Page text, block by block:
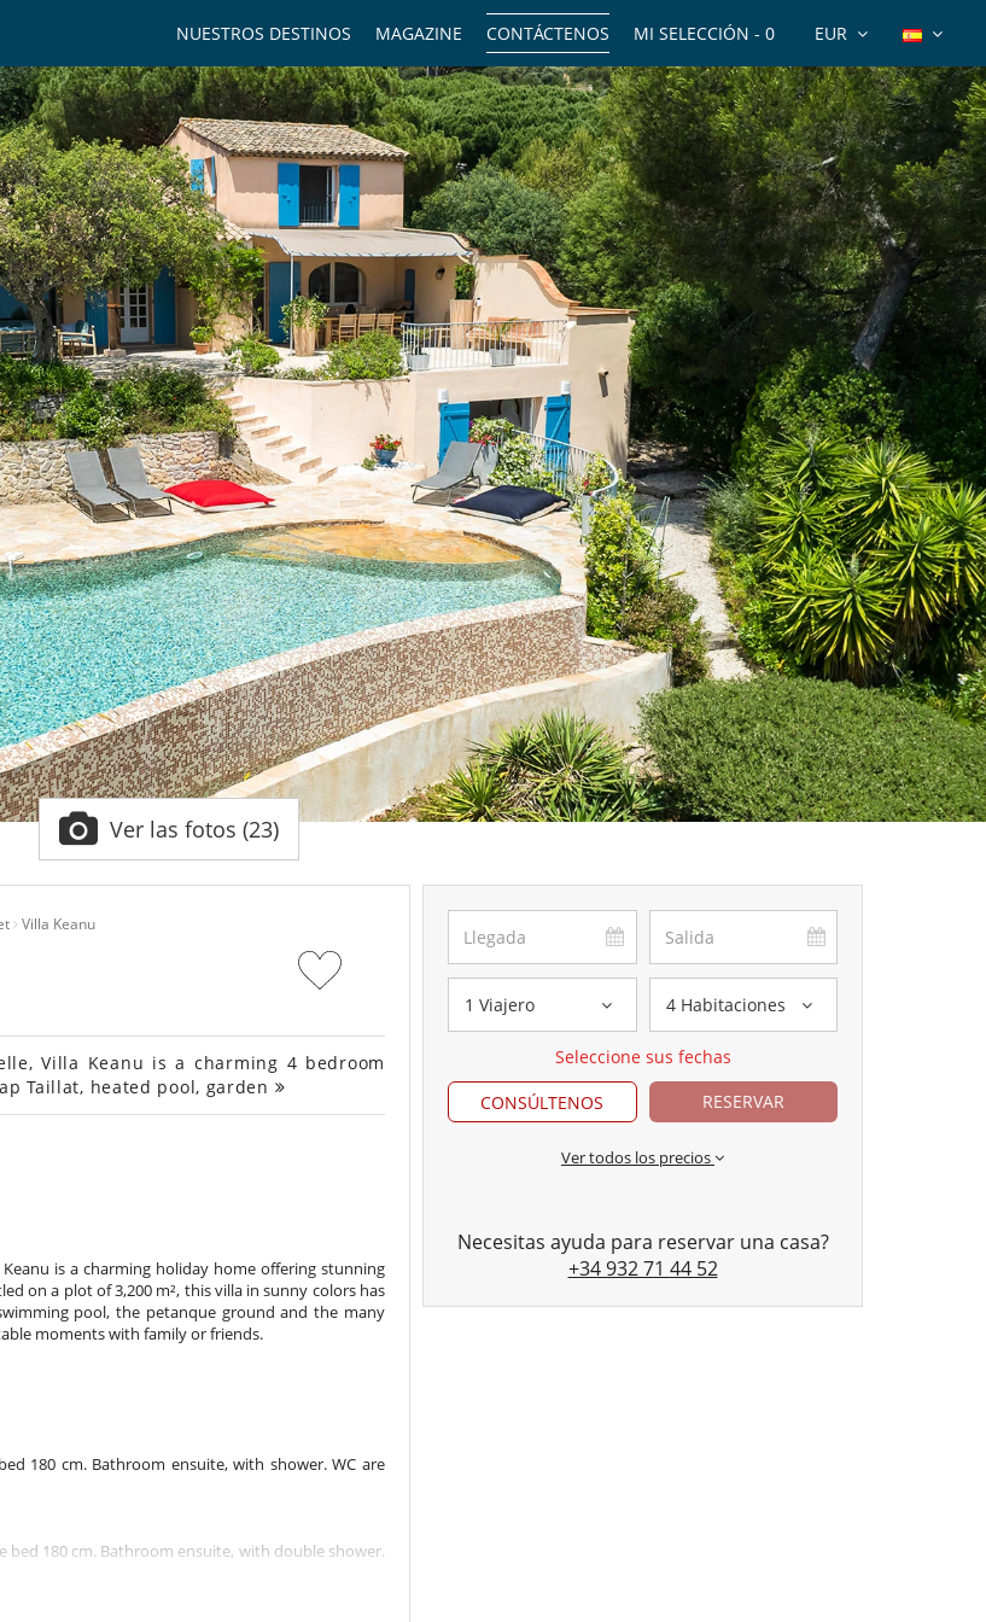
EUR
MI SELECCIÓN - 0
CONTÁCTENOS
MAGAZINE
NUESTROS DESTINOS
Ver las fotos (23)
Villa Keanu
Villa Keanu is a charming 4 bedroom
Taillat, heated pool, garden
is a charming holiday home offering stunning
on a plot of 3,200 m², this villa in sunny colors has
pool, the petanque ground and the many
moments with family or friends.
180 cm. Bathroom ensuite, with shower. WC are
180 cm. Bathroom ensuite, with double shower.
1 Viajero 4 Habitaciones
Seleccione sus fechas
CONSÚLTENOS
RESERVAR
Ver todos los precios
Necesitas ayuda para reservar una casa?
+34 932 71 44 52